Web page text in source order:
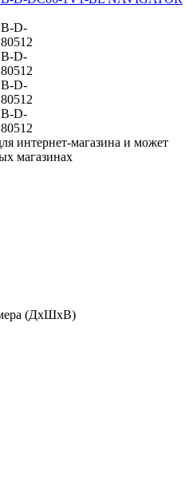
интернет-магазина и может
магазинах
(ДхШхВ)